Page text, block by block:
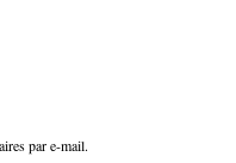
par e-mail.